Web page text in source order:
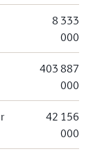
8 333
000
403 887
000
42 156
000